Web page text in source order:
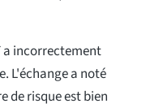
a incorrectement
L'échange a noté
de risque est bien